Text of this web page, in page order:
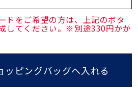
ドをご希望の方は、上記のボタ
してください。※別途330円かか
ッピングバッグへ入れる